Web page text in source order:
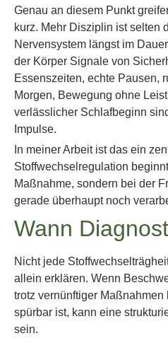
Genau an diesem Punkt
kurz. Mehr Disziplin ist selten
Nervensystem längst im
der Körper Signale von
Essenszeiten, echte Pausen,
Morgen, Bewegung ohne
verlässlicher Schlafbeginn
Impulse.
In meiner Arbeit ist das ein
Stoffwechselregulation
Maßnahme, sondern bei der
gerade überhaupt noch
Wann
Nicht jede
allein erklären. Wenn
trotz vernünftiger Maßnahmen
spürbar ist, kann eine
sein.